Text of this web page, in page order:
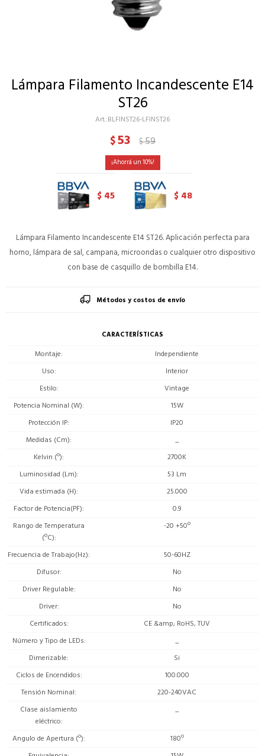
Lámpara Filamento Incandescente E14
ST26
BLFINST26-LFINST26
$53 $59
10
$ 45 $ 48
Lámpara Filamento Incandescente E14 ST26. Aplicación perfecta para
horno, lámpara de sal, campana, microondas o cualquier otro dispositivo
con base de casquillo de bombilla E14.
Métodos y costos de envío
CARACTERÍSTICAS
Montaje
Independiente
Uso
Interior
Estilo
Vintage
Potencia Nominal (W)
15W
Protección IP
IP20
Medidas (Cm)
_
Kelvin (º)
2700K
Luminosidad (Lm)
53 Lm
Vida estimada (H)
25.000
Factor de Potencia(PF)
0.9
Rango de Temperatura
(ºC)
-20 +50º
Frecuencia de Trabajo(Hz)
50-60HZ
Difusor
No
Driver Regulable
No
Driver
No
Certificados
CE &amp; RoHS, TUV
Número y Tipo de LEDs
_
Dimerizable
Si
Ciclos de Encendidos
100.000
Tensión Nominal
220-240VAC
Clase aislamiento
eléctrico
_
Angulo de Apertura (º)
180º